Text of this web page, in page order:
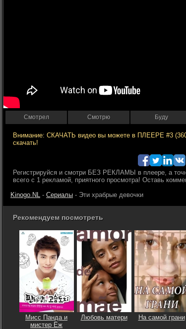
Смотрел Смотрю Буду
Kinogo.NL - Сериалы - Эти храбрые девочки
Рекомендуем посмотреть
Мисс Панда и
мистер Ёж
Любовь матери На самой грани